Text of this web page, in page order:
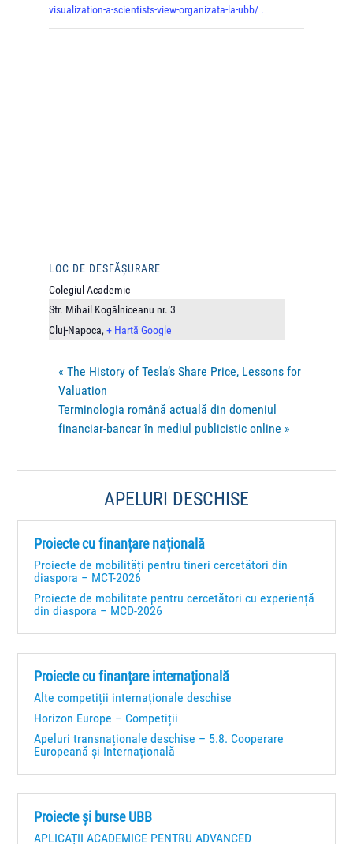
visualization-a-scientists-view-organizata-la-ubb/ .
LOC DE DESFĂȘURARE
Colegiul Academic
Str. Mihail Kogălniceanu nr. 3
Cluj-Napoca, + Hartă Google
« The History of Tesla’s Share Price, Lessons for
Valuation
Terminologia română actuală din domeniul
financiar-bancar în mediul publicistic online »
APELURI DESCHISE
Proiecte cu finanțare națională
Proiecte de mobilități pentru tineri cercetători din
diaspora – MCT-2026
Proiecte de mobilitate pentru cercetători cu experiență
din diaspora – MCD-2026
Proiecte cu finanțare internațională
Alte competiții internaționale deschise
Horizon Europe – Competiții
Apeluri transnaționale deschise – 5.8. Cooperare
Europeană și Internațională
Proiecte și burse UBB
APLICAȚII ACADEMICE PENTRU ADVANCED